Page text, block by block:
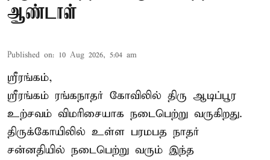
ஆண்டாள்
Published on: 10 Aug 2026, 5:04 am
ஸ்ரீரங்கம்,
ஸ்ரீரங்கம் ரங்கநாதர் கோவிலில் திரு ஆடிப்பூர
உற்சவம் விமரிசையாக நடைபெற்று வருகிறது.
திருக்கோயிலில் உள்ள பரமபத நாதர்
சன்னதியில் நடைபெற்று வரும் இந்த